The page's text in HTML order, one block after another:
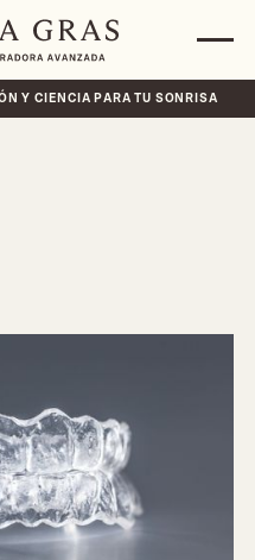
Y CIENCIA PARA TU SONRISA